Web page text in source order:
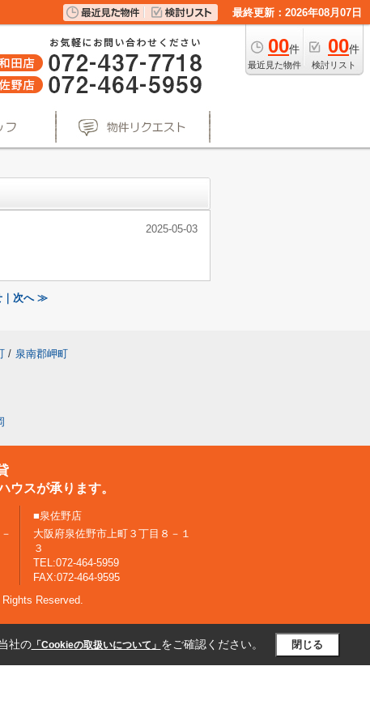
最終更新：2026年08月07日
00件
最近見た物件
00件
検討リスト
2025-05-03
｜次へ ≫
/ 泉南郡岬町
ウスが承ります。
■泉佐野店
大阪府泉佐野市上町３丁目８－１
３
TEL:072-464-5959
FAX:072-464-9595
Reserved.
社の「Cookieの取扱いについて」 をご確認ください。 閉じる